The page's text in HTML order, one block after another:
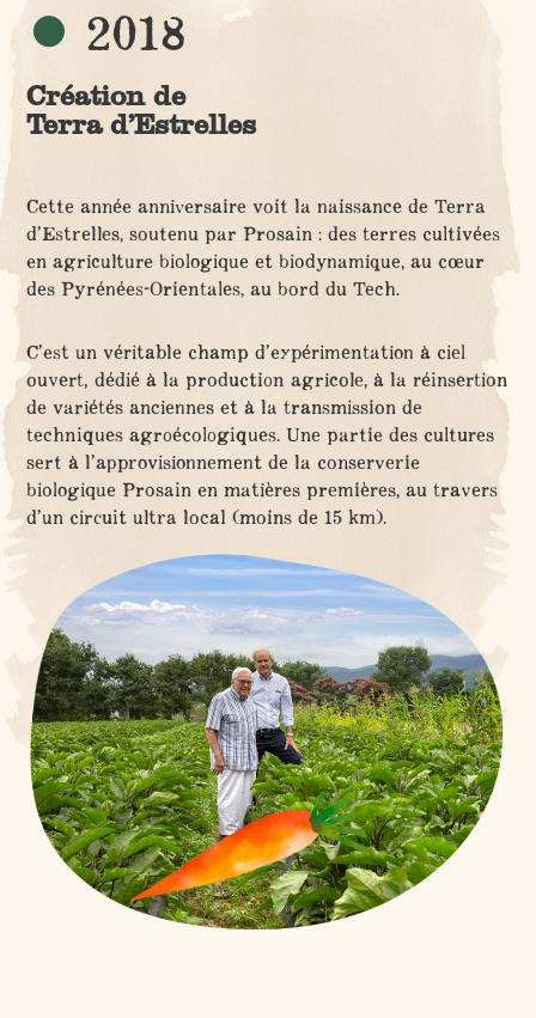
2018
Création de
Terra d’Estrelles
Cette année anniversaire voit la naissance de Terra
d’Estrelles, soutenu par Prosain : des terres cultivées
en agriculture biologique et biodynamique, au cœur
des Pyrénées-Orientales, au bord du Tech.
C’est un véritable champ d’expérimentation à ciel
ouvert, dédié à la production agricole, à la réinsertion
de variétés anciennes et à la transmission de
techniques agroécologiques. Une partie des cultures
sert à l’approvisionnement de la conserverie
biologique Prosain en matières premières, au travers
d’un circuit ultra local (moins de 15 km).